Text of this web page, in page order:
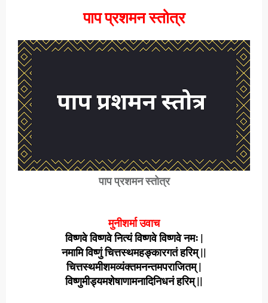
पाप प्रशमन स्तोत्र
पाप प्रशमन स्तोत्र
मुनीशर्मा उवाच
विष्णवे विष्णवे नित्यं विष्णवे विष्णवे नमः |
नमामि विष्णुं चित्तस्थमहङ्कारगतं हरिम् ||
चित्तस्थमीशमव्यंक्तमनन्तमपराजितम् |
विष्णुमीड्यमशेषाणामनादिनिधनं हरिम् ||